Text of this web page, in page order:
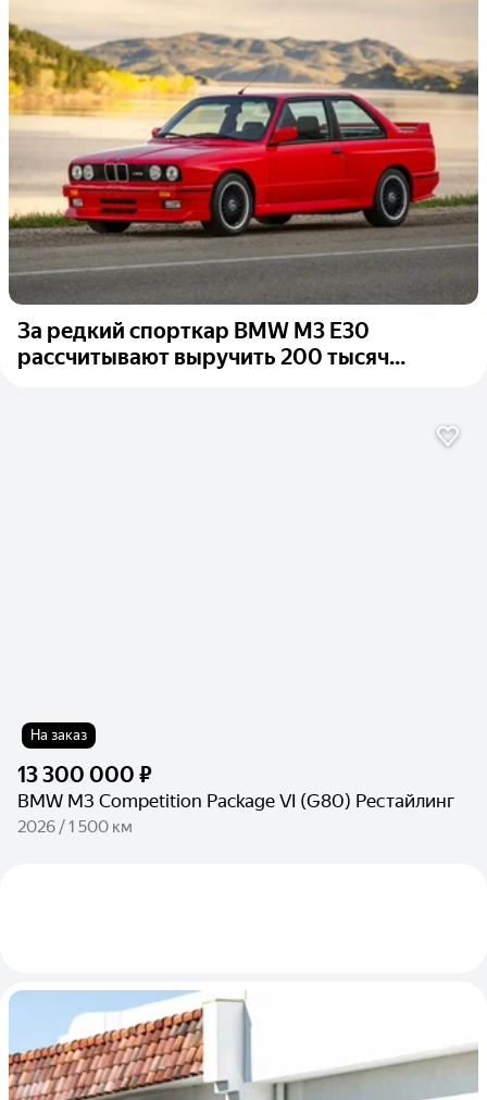
За редкий спорткар BMW M3 E30
рассчитывают выручить 200 тысяч...
На заказ
13 300 000 ₽
BMW M3 Competition Package VI (G80) Рестайлинг
2026 / 1 500 км